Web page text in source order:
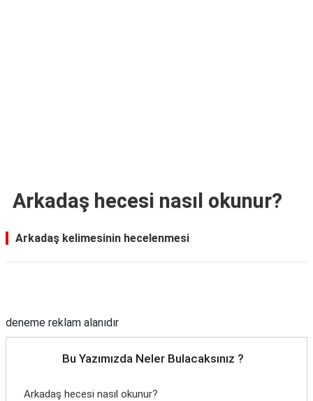
Arkadaş hecesi nasıl okunur?
Arkadaş kelimesinin hecelenmesi
deneme reklam alanıdır
Bu Yazımızda Neler Bulacaksınız ?
Arkadaş hecesi nasıl okunur?